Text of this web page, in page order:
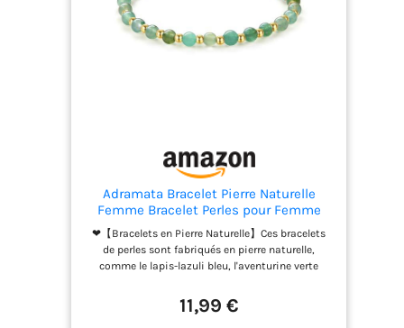
Adramata Bracelet Pierre Naturelle
Femme Bracelet Perles pour Femme
Cadeau
❤【Bracelets en Pierre Naturelle】Ces bracelets
de perles sont fabriqués en pierre naturelle,
comme le lapis-lazuli bleu, l'aventurine verte
Vous pouvez facilement les assortir avec d'autres
bijoux pour compléter vos différents looks. ❤
11,99 €